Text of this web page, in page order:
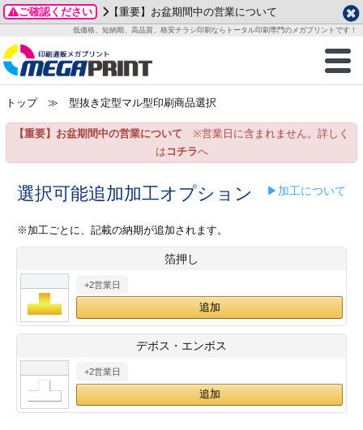
ご確認ください 【重要】お盆期間中の営業について
低価格、短納期、高品質、格安チラシ印刷ならトータル印刷専門のメガプリントです！
商品一覧
グッズ
ステッカー
ックカード印刷
業ツール印刷
＆盛り上げ印刷
ご利用ガイド
お客様へ
いて
方法
/送料について
刷
カード印刷
ックカード名刺
ムカード
型マル型印刷
ード印刷
データ作成ガイド
成前に
ガイド
加工指示ガイド
テンプレート
ード印刷
名刺印刷
ックカード
ード印刷
印刷
形マル型
一覧
わせ
り
プル請求
2026年 8月
月
火 水 木 金
土
1
3
4 5 6 7
8
15
24
25 26 27
29
土
1
2 3
8 9 10 11
12
14
15 16 17 18
19
25
26
28
29 30
トップ≫ 型抜き定型マル型印刷商品選択
【重要】お盆期間中の営業について ※営業日に含まれません。詳しく
は コチラへ
選択可能追加加工オプション ▶加工について
※加工ごとに、記載の納期が追加されます。
箔押し
+2営業日
デボス・エンボス
+2営業日